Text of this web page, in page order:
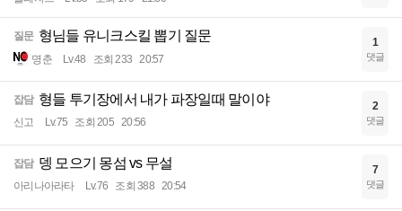
질문 형님들 유니크스킬 뽑기 질문
명춘 Lv.48 조회 233 20:57
1
댓글
잡담 형들 투기장에서 내가 파장일때 말이야
신고 Lv.75 조회 205 20:56
2
댓글
잡담 뎅 모으기 몽섬 vs 무설
아리나아라타 Lv.76 조회 388 20:54
7
댓글